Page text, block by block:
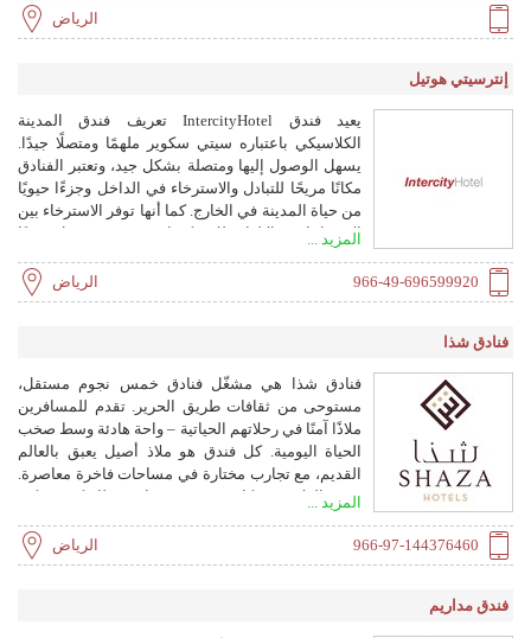
الرياض
إنترسيتي هوتيل
يعيد فندق IntercityHotel تعريف فندق المدينة
الكلاسيكي باعتباره سيتي سكوير ملهمًا ومتصلًا جيدًا.
يسهل الوصول إليها ومتصلة بشكل جيد، وتعتبر الفنادق
مكانًا مريحًا للتبادل والاسترخاء في الداخل وجزءًا حيويًا
من حياة المدينة في الخارج. كما أنها توفر الاسترخاء بين
الاجتماعات والإلهام للاستكشاف. مرن ومتصل جيدًا
المزيد ...
966-49-696599920 الرياض
فنادق شذا
فنادق شذا هي مشغّل فنادق خمس نجوم مستقل،
مستوحى من ثقافات طريق الحرير. تقدم للمسافرين
ملاذًا آمنًا في رحلاتهم الحياتية – واحة هادئة وسط صخب
الحياة اليومية. كل فندق هو ملاذ أصيل يعبق بالعالم
القديم، مع تجارب مختارة في مساحات فاخرة معاصرة.
تدعم العلامة شركاء مرموقون بما في ذلك كمبينسكي
المزيد ...
966-97-144376460 الرياض
فندق مداريم